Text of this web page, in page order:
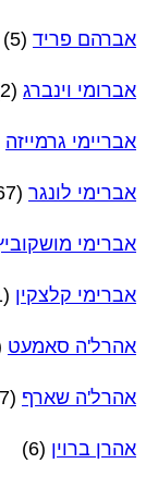
אברהם פריד (5)
אברומי וינברג (2)
אבריימי גרמייזה
אברימי לונגר (67)
אברימי
אברימי קלצקין (1)
אהרל'ה סאמעט
אהרל'ה שארף (27)
אהרן ברוין (6)